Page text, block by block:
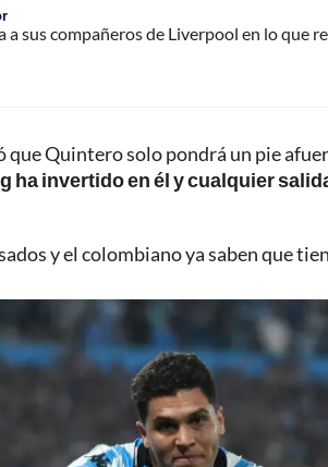
a sus compañeros de Liverpool en lo que
Quintero solo pondrá un pie
ha invertido en él y cualquier
y el colombiano ya saben que